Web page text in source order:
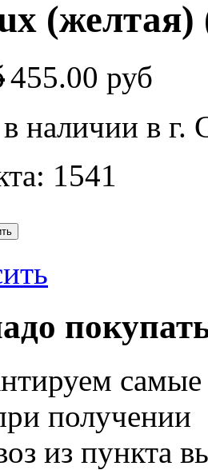
455.00 руб
наличии в г.
1541
получении
из пункта